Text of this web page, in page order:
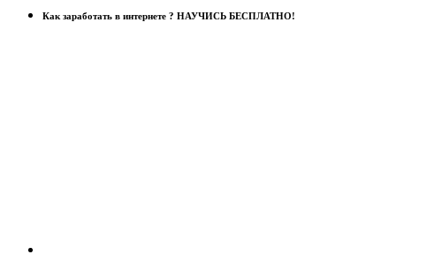
Как заработать в интернете ? НАУЧИСЬ БЕСПЛАТНО!